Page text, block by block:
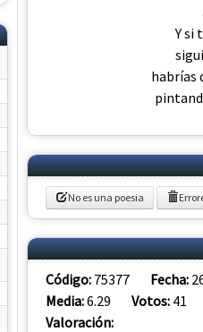
Y si
habrías
No es una poesia
Código: 75377 Fecha:
Media:6.29 Votos: 41
Valoración: